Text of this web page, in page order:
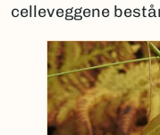
celleveggene